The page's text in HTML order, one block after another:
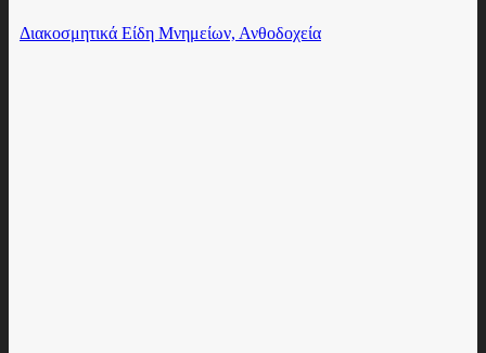
Διακοσμητικά Είδη Μνημείων, Ανθοδοχεία